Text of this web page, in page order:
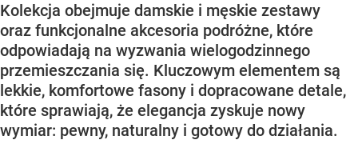
Kolekcja obejmuje damskie i męskie zestawy
oraz funkcjonalne akcesoria podróżne, które
odpowiadają na wyzwania wielogodzinnego
przemieszczania się. Kluczowym elementem są
lekkie, komfortowe fasony i dopracowane detale,
które sprawiają, że elegancja zyskuje nowy
wymiar: pewny, naturalny i gotowy do działania.